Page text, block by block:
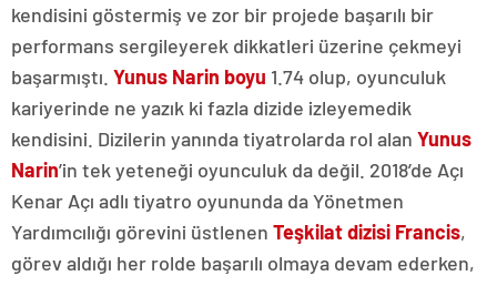
kendisini göstermiş ve zor bir projede başarılı bir
performans sergileyerek dikkatleri üzerine çekmeyi
başarmıştı. Yunus Narin boyu 1.74 olup, oyunculuk
kariyerinde ne yazık ki fazla dizide izleyemedik
kendisini. Dizilerin yanında tiyatrolarda rol alan Yunus
Narin’in tek yeteneği oyunculuk da değil. 2018’de Açı
Kenar Açı adlı tiyatro oyununda da Yönetmen
Yardımcılığı görevini üstlenen Teşkilat dizisi Francis,
görev aldığı her rolde başarılı olmaya devam ederken,